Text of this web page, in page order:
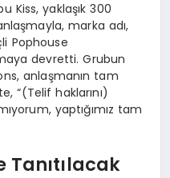
Kiss, yaklaşık 300
marka adı,
Pophouse
devretti. Grubun
anlaşmanın tam
“(Telif haklarını)
yaptığımız tam
Tanıtılacak